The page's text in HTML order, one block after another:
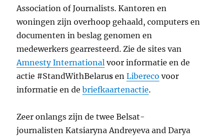
Association of Journalists. Kantoren en
woningen zijn overhoop gehaald, computers en
documenten in beslag genomen en
medewerkers gearresteerd. Zie de sites van
Amnesty International voor informatie en de
actie #StandWithBelarusenLibereco voor
informatie en debriefkaartenactie.
Zeer onlangs zijn de twee Belsat-
journalisten Katsiaryna Andreyeva and Darya